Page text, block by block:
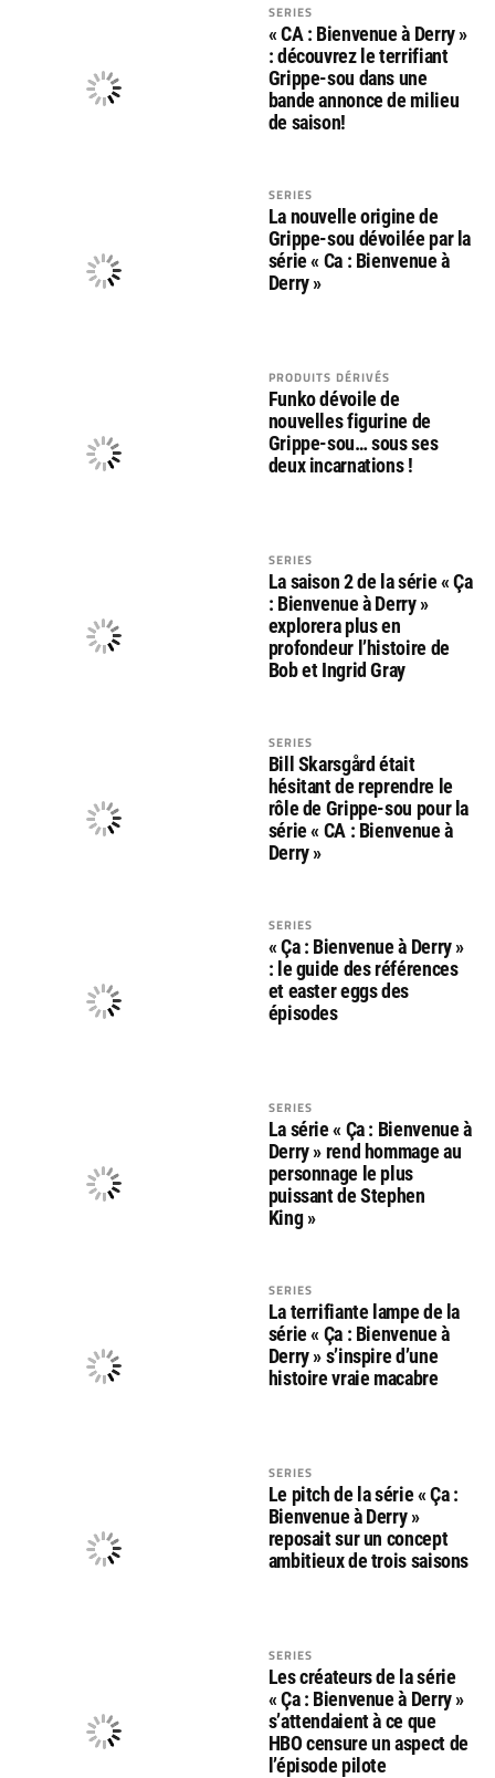
SERIES
« CA : Bienvenue à Derry »
: découvrez le terrifiant
Grippe-sou dans une
bande annonce de milieu
de saison!
SERIES
La nouvelle origine de
Grippe-sou dévoilée par la
série « Ca : Bienvenue à
Derry »
PRODUITS DÉRIVÉS
Funko dévoile de
nouvelles figurine de
Grippe-sou… sous ses
deux incarnations !
SERIES
La saison 2 de la série « Ça
: Bienvenue à Derry »
explorera plus en
profondeur l’histoire de
Bob et Ingrid Gray
SERIES
Bill Skarsgård était
hésitant de reprendre le
rôle de Grippe-sou pour la
série « CA : Bienvenue à
Derry »
SERIES
« Ça : Bienvenue à Derry »
: le guide des références
et easter eggs des
épisodes
SERIES
La série « Ça : Bienvenue à
Derry » rend hommage au
personnage le plus
puissant de Stephen
King »
SERIES
La terrifiante lampe de la
série « Ça : Bienvenue à
Derry » s’inspire d’une
histoire vraie macabre
SERIES
Le pitch de la série « Ça :
Bienvenue à Derry »
reposait sur un concept
ambitieux de trois saisons
SERIES
Les créateurs de la série
« Ça : Bienvenue à Derry »
s’attendaient à ce que
HBO censure un aspect de
l’épisode pilote